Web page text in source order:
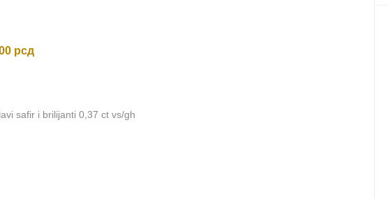
рсд
safir i brilijanti 0,37 ct vs/gh